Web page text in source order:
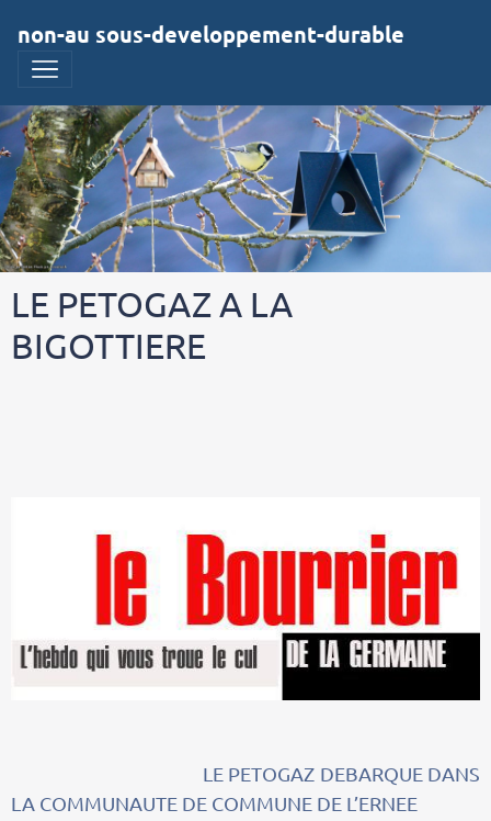
non-au sous-developpement-durable
LE PETOGAZ A LA
BIGOTTIERE
LE PETOGAZ DEBARQUE DANS
LA COMMUNAUTE DE COMMUNE DE L’ERNEE